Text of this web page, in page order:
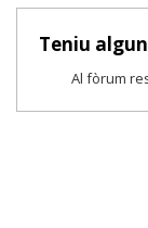
Teniu
Al fòrum